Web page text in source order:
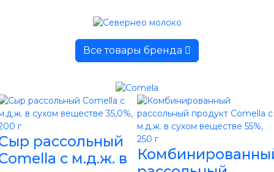
Все товары бренда
рассольный
с м.д.ж. в